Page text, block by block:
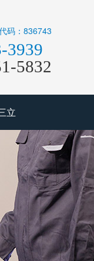
码：836743
3939
5832
立